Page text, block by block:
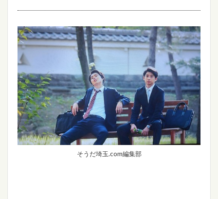
地域から探す
募集！ お問い合わせ
ライター
そうだ埼玉.com編集部